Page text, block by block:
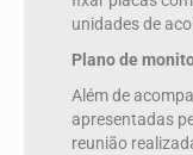
unidades de
Plano de
Além de
apresentadas
reunião